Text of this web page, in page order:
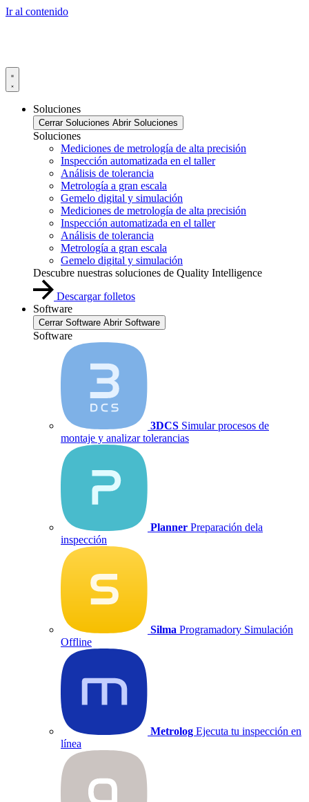
Ir al contenido
Soluciones
Cerrar Soluciones Abrir Soluciones
Soluciones
Mediciones de metrología de alta precisión
Inspección automatizada en el taller
Análisis de tolerancia
Metrología a gran escala
Gemelo digital y simulación
Mediciones de metrología de alta precisión
Inspección automatizada en el taller
Análisis de tolerancia
Metrología a gran escala
Gemelo digital y simulación
Descubre nuestras soluciones de Quality Intelligence
Descargar folletos
Software
Cerrar Software Abrir Software
Software
3DCS Simular procesos de
montaje y analizar tolerancias
Planner Preparación dela
inspección
Silma Programadory Simulación
Offline
Metrolog Ejecuta tu inspección en
línea